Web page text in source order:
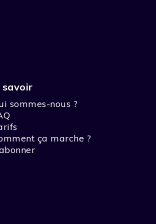
savoir
sommes-nous ?
ça marche ?